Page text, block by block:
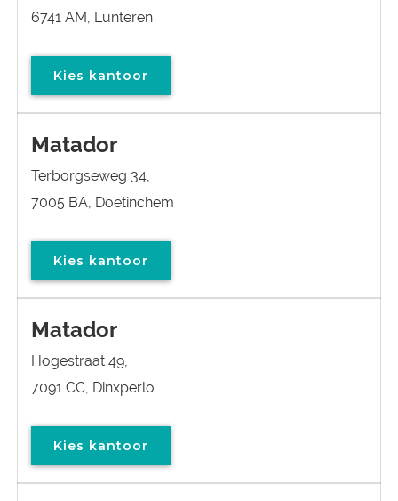
6741 AM, Lunteren
Kies kantoor
Matador
Terborgseweg 34,
7005 BA, Doetinchem
Kies kantoor
Matador
Hogestraat 49,
7091 CC, Dinxperlo
Kies kantoor